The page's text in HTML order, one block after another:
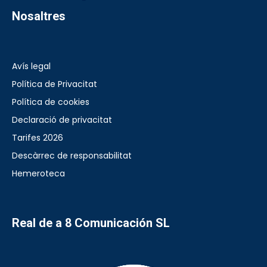
Nosaltres
Avís legal
Política de Privacitat
Política de cookies
Declaració de privacitat
Tarifes 2026
Descàrrec de responsabilitat
Hemeroteca
Real de a 8 Comunicación SL